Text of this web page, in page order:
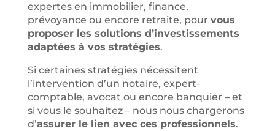
expertes en immobilier, finance,
prévoyance ou encore retraite, pour vous
proposer les solutions d’investissements
adaptées à vos stratégies.
Si certaines stratégies nécessitent
’intervention d ’un notaire, expert-
comptable, avocat ou encore banquier – et
si vous le souhaitez – nous nous chargerons
d ’assurer le lien avec ces professionnels.